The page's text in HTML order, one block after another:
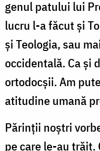
genul patului lui
lucru l-a făcut şi
şi Teologia, sau
occidentală. Ca şi
ortodocşii. Am
atitudine umană
Părinţii noştri
pe care le-au